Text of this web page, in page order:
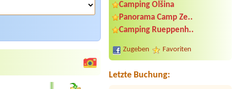
Camping Olšina
Panorama Camp Ze..
Camping Rueppenh..
Zugeben Favoriten
Letzte Buchung:
Termin ab 2026-07-24 |Strandcafé
Termin ab 2026-07-27 |
Leimüller Camping
nein1x